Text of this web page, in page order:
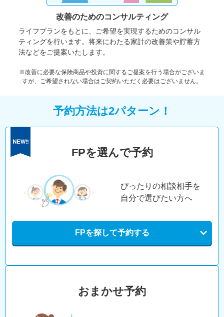
改善のためのコンサルティング
ライフプランをもとに、ご希望を実現するためのコンサル
ティングを行います。将来にわたる家計の改善策や貯蓄方
法などをご提案いたします。
※改善に必要な保険商品や投資に関するご提案を行う場合がございま
すが、ご希望されない場合はご契約いただく必要はございません。
予約方法は2パターン！
FPを選んで予約
ぴったりの相談相手を
自分で選びたい方へ
FPを探して予約する
おまかせ予約